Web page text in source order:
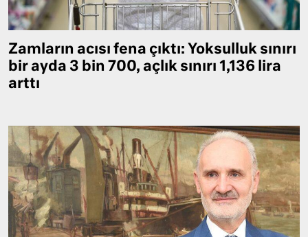
Zamların acısı fena çıktı: Yoksulluk sınırı
bir ayda 3 bin 700, açlık sınırı 1,136 lira
arttı